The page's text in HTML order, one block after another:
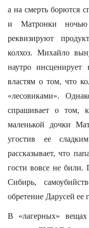
а на смерть борются
и Матронки ночью
реквизируют
колхоз. Михайло
наутро
властям о том, что
«лесовиками».
спрашивает о том,
маленькой дочки
угостив ее
рассказывает, что
гости вовсе не били.
Сибирь,
обретение Дарусей ее
В «лагерных»